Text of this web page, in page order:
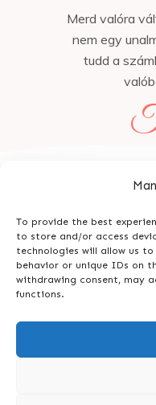
To provide the best
to store and/or access
technologies will allow us
behavior or unique IDs on
withdrawing consent, may
functions.
Merd valóra
nem egy
tudd a
Általános